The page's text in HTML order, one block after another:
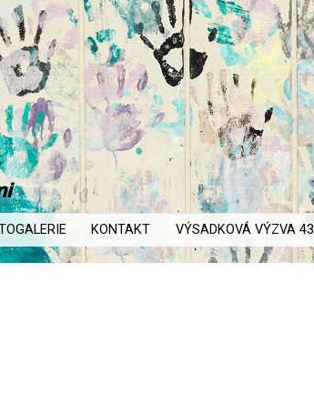
KONTAKT VÝSADKOVÁ VÝZVA 43